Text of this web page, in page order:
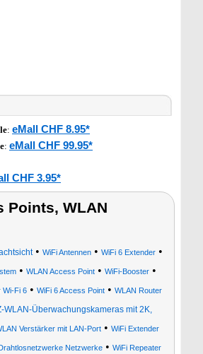
: eMall CHF 8.95*
: eMall CHF 99.95*
CHF 3.95*
Points, WLAN
• WiFi Antennen • WiFi 6 Extender •
• WLAN Access Point • WiFi-Booster •
Wi-Fi 6• WiFi 6 Access Point• WLAN Router
WLAN-Überwachungskameras mit 2K,
Verstärker mit LAN-Port• WiFi Extender
Netzwerke• WiFi Repeater